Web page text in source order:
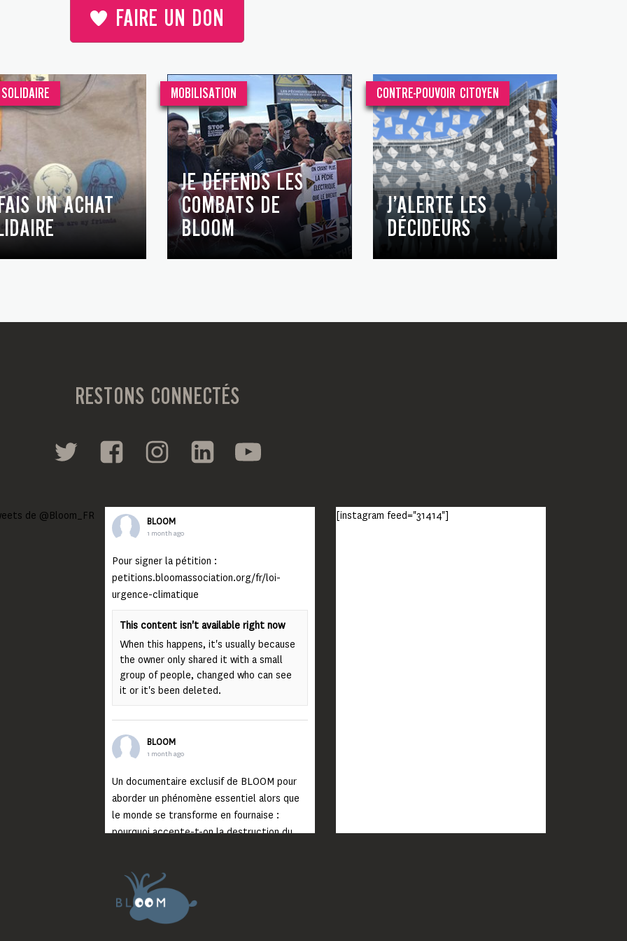
FAIRE UN DON
UN ACHAT
MOBILISATION
JE DÉFENDS LES
COMBATS DE
BLOOM
CONTRE-POUVOIR CITOYEN
J’ALERTE LES
DÉCIDEURS
RESTONS CONNECTÉS
de @Bloom_FR BLOOM
1 month ago
Pour signer la pétition :
petitions.bloomassociation.org/fr/loi-
urgence-climatique
This content isn't available right now
When this happens, it's usually because
the owner only shared it with a small
group of people, changed who can see
it or it's been deleted.
BLOOM
1 month ago
Un documentaire exclusif de BLOOM pour
aborder un phénomène essentiel alors que
le monde se transforme en fournaise :
pourquoi accepte-t-on la destruction du
Lisez jusqu’au bout et rendez-vous sur
notre chaîne Youtube (lien en bio) pour
découvrir un film qui génèrera deux choses
importantes : des conversations
[instagram feed="31414"]